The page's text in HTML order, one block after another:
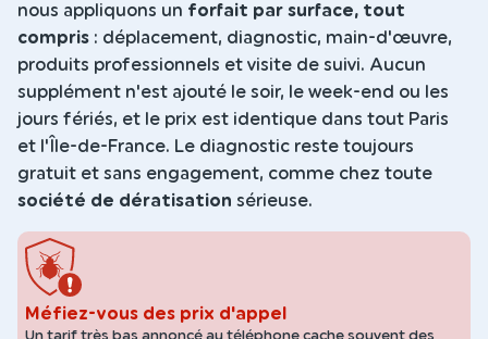
nous appliquons un forfait par surface, tout
compris : déplacement, diagnostic, main-d'œuvre,
produits professionnels et visite de suivi. Aucun
supplément n'est ajouté le soir, le week-end ou les
jours fériés, et le prix est identique dans tout Paris
et l'Île-de-France. Le diagnostic reste toujours
gratuit et sans engagement, comme chez toute
société de dératisation sérieuse.
Méfiez-vous des prix d'appel
Un tarif très bas annoncé au téléphone cache souvent des